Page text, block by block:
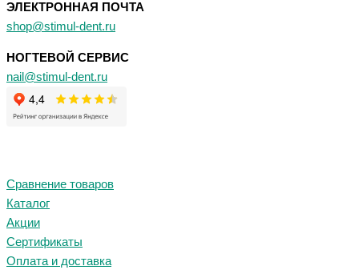
ЭЛЕКТРОННАЯ ПОЧТА
shop@stimul-dent.ru
НОГТЕВОЙ СЕРВИС
nail@stimul-dent.ru
Сравнение товаров
Каталог
Акции
Сертификаты
Оплата и доставка